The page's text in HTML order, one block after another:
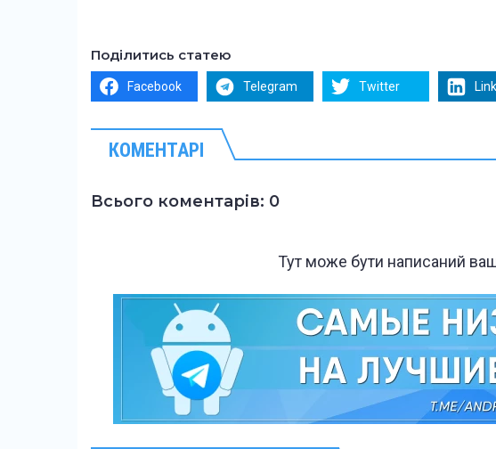
Поділитись статею
Facebook Telegram Twitter
КОМЕНТАРІ
Всього коментарів: 0
Тут може бути написаний